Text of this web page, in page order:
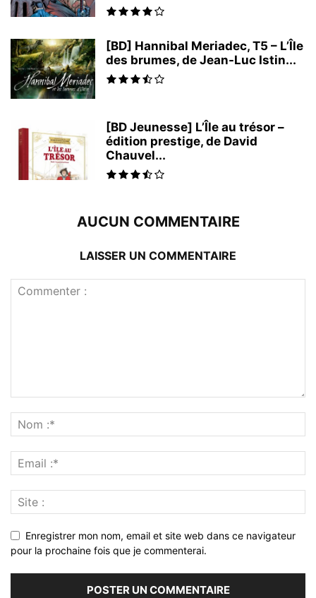
[BD] Hannibal Meriadec, T5 – L’Île
des brumes, de Jean-Luc Istin...
[BD Jeunesse] L’Île au trésor –
édition prestige, de David
Chauvel...
AUCUN COMMENTAIRE
LAISSER UN COMMENTAIRE
Enregistrer mon nom, email et site web dans ce navigateur
pour la prochaine fois que je commenterai.